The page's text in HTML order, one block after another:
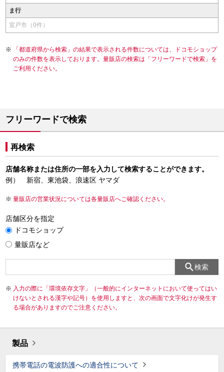
ま行
室戸市（0件）
「都道府県から検索」の結果で表示される件数については、ドコモショップ
のみの件数を表示しております。量販店の検索は「フリーワードで検索」を
ご利用ください。
フリーワードで検索
再検索
店舗名称または住所の一部を入力して検索することができます。
例） 新宿、東池袋、浪速区 ヤマダ
量販店の営業状況については各量販店へご確認ください。
店舗区分を指定
ドコモショップ
量販店など
検索
入力の際に「環境依存文字」（一般的にインターネットにおいて使ってはい
けないとされる漢字や記号）を使用しますと、次の画面で文字化けが発生す
る場合がありますのでご注意ください。
製品
携帯電話の電波防護への適合性について